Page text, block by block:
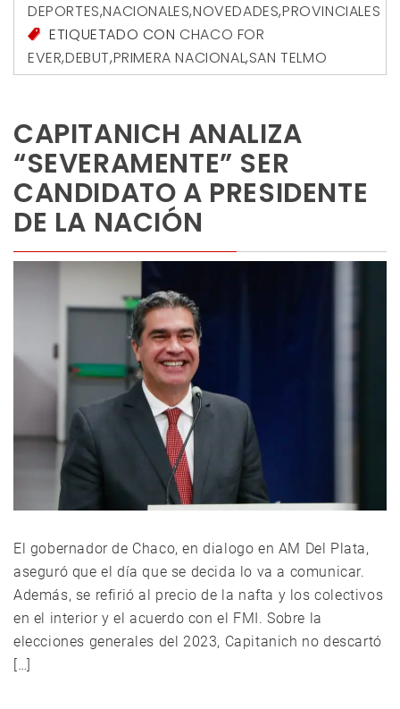
DEPORTES,NACIONALES,NOVEDADES,PROVINCIALES
ETIQUETADO CONCHACO FOR
EVER,DEBUT,PRIMERA NACIONAL,SAN TELMO
CAPITANICH ANALIZA
“SEVERAMENTE” SER
CANDIDATO A PRESIDENTE
DE LA NACIÓN
El gobernador de Chaco, en dialogo en AM Del Plata,
aseguró que el día que se decida lo va a comunicar.
Además, se refirió al precio de la nafta y los colectivos
en el interior y el acuerdo con el FMI. Sobre la
elecciones generales del 2023, Capitanich no descartó
[…]